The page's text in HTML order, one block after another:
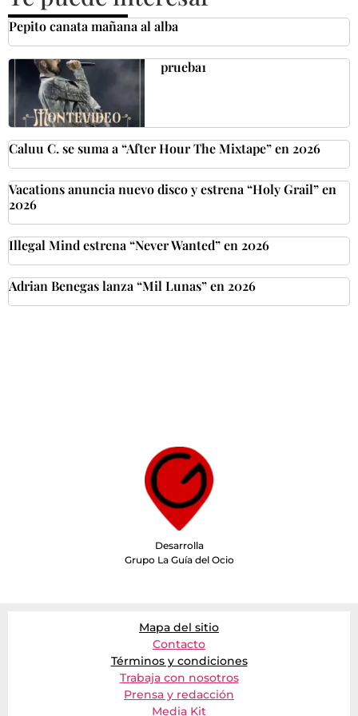
Pepito canata mañana al alba
prueba1
Caluu C. se suma a “After Hour The Mixtape” en 2026
Vacations anuncia nuevo disco y estrena “Holy Grail” en
2026
Illegal Mind estrena “Never Wanted” en 2026
Adrian Benegas lanza “Mil Lunas” en 2026
Desarrolla
Grupo La Guía del Ocio
Mapa del sitio
Contacto
Términos y condiciones
Trabaja con nosotros
Prensa y redacción
Media Kit